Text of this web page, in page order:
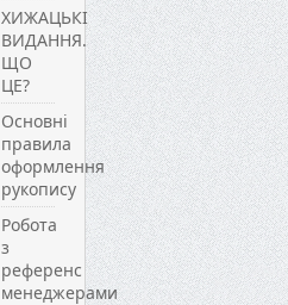
ХИЖАЦЬКІ
ВИДАННЯ.
ЩО
ЦЕ?
Основні
правила
оформлення
рукопису
Робота
з
референс
менеджерами